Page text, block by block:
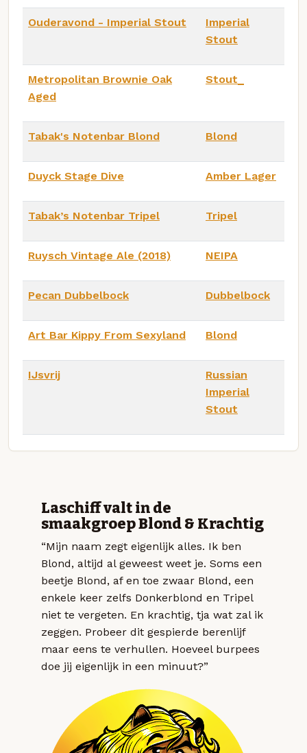
Ouderavond - Imperial Stout
Imperial
Stout
Metropolitan Brownie Oak
Aged
Stout_
Tabak's Notenbar Blond Blond
Duyck Stage Dive Amber Lager
Tabak’s Notenbar Tripel Tripel
Ruysch Vintage Ale (2018) NEIPA
Pecan Dubbelbock Dubbelbock
Art Bar Kippy From Sexyland Blond
IJsvrij
Russian
Imperial
Stout
Laschiff valt in de
smaakgroep Blond & Krachtig
“Mijn naam zegt eigenlijk alles. Ik ben
Blond, altijd al geweest weet je. Soms een
beetje Blond, af en toe zwaar Blond, een
enkele keer zelfs Donkerblond en Tripel
niet te vergeten. En krachtig, tja wat zal ik
zeggen. Probeer dit gespierde berenlijf
maar eens te verhullen. Hoeveel burpees
doe jij eigenlijk in een minuut?”